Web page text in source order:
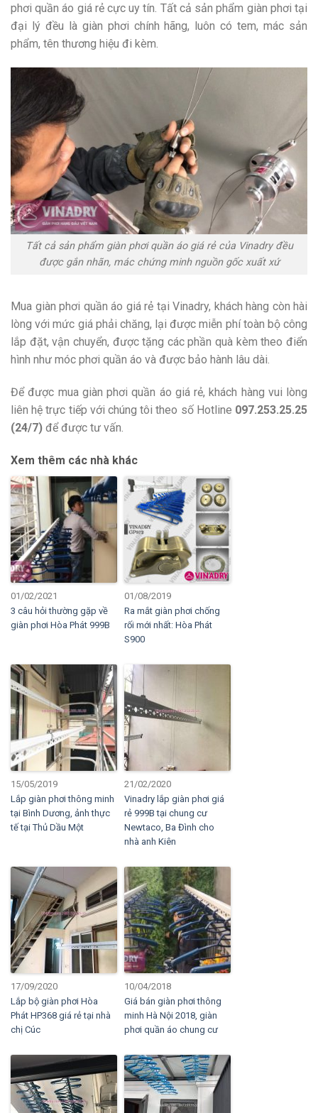
phơi quần áo giá rẻ cực uy tín. Tất cả sản phẩm giàn phơi tại
đại lý đều là giàn phơi chính hãng, luôn có tem, mác sản
phẩm, tên thương hiệu đi kèm.
Tất cả sản phẩm giàn phơi quần áo giá rẻ của Vinadry đều
được gắn nhãn, mác chứng minh nguồn gốc xuất xứ
Mua giàn phơi quần áo giá rẻ tại Vinadry, khách hàng còn hài
lòng với mức giá phải chăng, lại được miễn phí toàn bộ công
lắp đặt, vận chuyển, được tặng các phần quà kèm theo điển
hình như móc phơi quần áo và được bảo hành lâu dài.
Để được mua giàn phơi quần áo giá rẻ, khách hàng vui lòng
liên hệ trực tiếp với chúng tôi theo số Hotline 097.253.25.25
(24/7) để được tư vấn.
Xem thêm các nhà khác
01/02/2021
3 câu hỏi thường gặp về
giàn phơi Hòa Phát 999B
01/08/2019
Ra mắt giàn phơi chống
rối mới nhất: Hòa Phát
S900
15/05/2019
Lắp giàn phơi thông minh
tại Bình Dương, ảnh thực
tế tại Thủ Dầu Một
21/02/2020
Vinadry lắp giàn phơi giá
rẻ 999B tại chung cư
Newtaco, Ba Đình cho
nhà anh Kiên
17/09/2020
Lắp bộ giàn phơi Hòa
Phát HP368 giá rẻ tại nhà
chị Cúc
10/04/2018
Giá bán giàn phơi thông
minh Hà Nội 2018, giàn
phơi quần áo chung cư